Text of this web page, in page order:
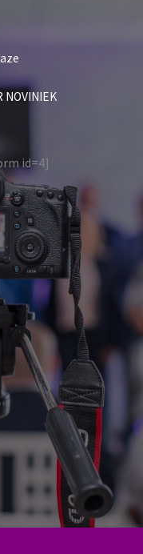
NOVINIEK
id=4]